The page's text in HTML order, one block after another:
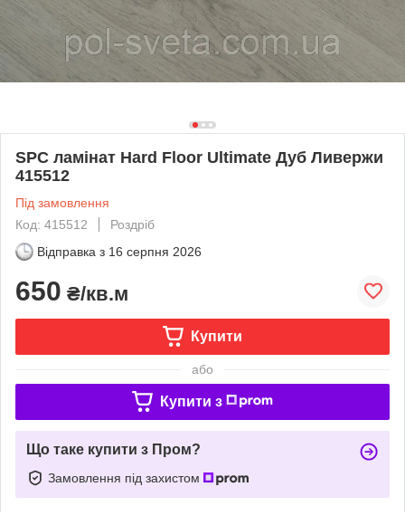
SPC ламінат Hard Floor Ultimate Дуб Ливержи
415512
Під замовлення
Код: 415512
Роздріб
Відправка з 16 серпня 2026
650 ₴/кв.м
Купити
або
Купити з
Що таке купити з Пром?
Замовлення під захистом